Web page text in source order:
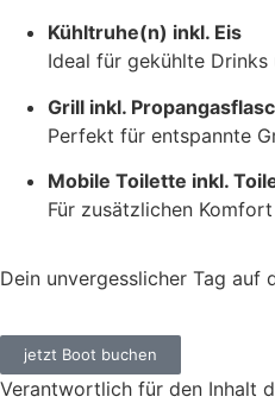
Kühltruhe(n) inkl. Eis
Ideal für gekühlte
Grill inkl.
Perfekt für entspannte
Mobile Toilette inkl.
Für zusätzlichen
Dein unvergesslicher Tag auf
jetzt Boot buchen
Verantwortlich für den Inhalt